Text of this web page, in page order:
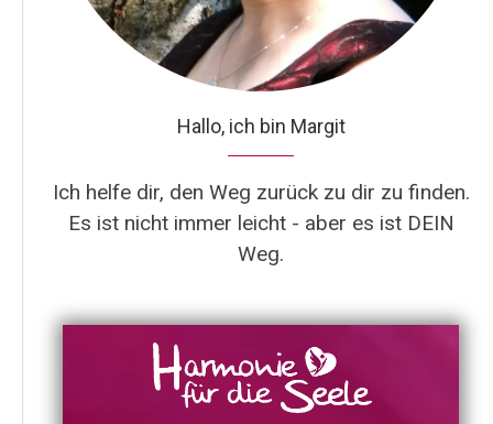
Hallo, ich bin Margit
Ich helfe dir, den Weg zurück zu dir zu finden.
Es ist nicht immer leicht - aber es ist DEIN
Weg.